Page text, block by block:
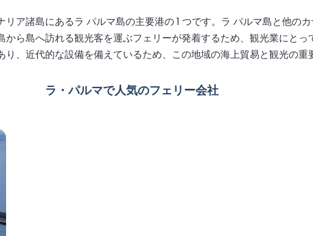
ア諸島にあるラ パルマ島の主要港の 1 つです。ラ パルマ島と他の
ら島へ訪れる観光客を運ぶフェリーが発着するため、観光業にと
、近代的な設備を備えているため、この地域の海上貿易と観光の
ラ・パルマで人気のフェリー会社